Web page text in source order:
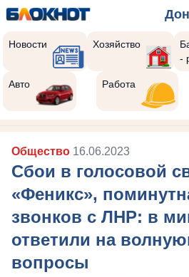
Новости Хозяйство
-
Авто Работа
Общество 16.06.2023
Сбои в голосовой
«Феникс»,
звонков с ЛНР: в
ответили на
вопросы